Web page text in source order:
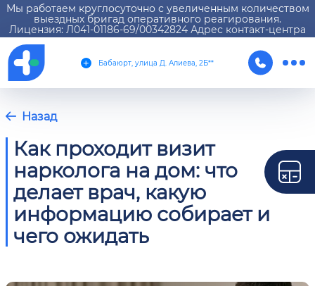
Мы работаем круглосуточно с увеличенным количеством
выездных бригад оперативного реагирования.
Лицензия: Л041-01186-69/00342824 Адрес контакт-центра
Бабаюрт, улица Д. Алиева, 2Б**
Назад
Как проходит визит
нарколога на дом: что
делает врач, какую
информацию собирает и
чего ожидать